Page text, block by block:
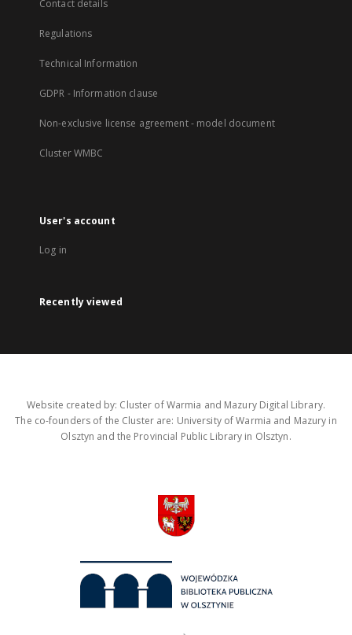
Contact details
Regulations
Technical Information
GDPR - Information clause
Non-exclusive license agreement - model document
Cluster WMBC
User's account
Log in
Recently viewed
Website created by: Cluster of Warmia and Mazury Digital Library.
The co-founders of the Cluster are: University of Warmia and Mazury in
Olsztyn and the Provincial Public Library in Olsztyn.